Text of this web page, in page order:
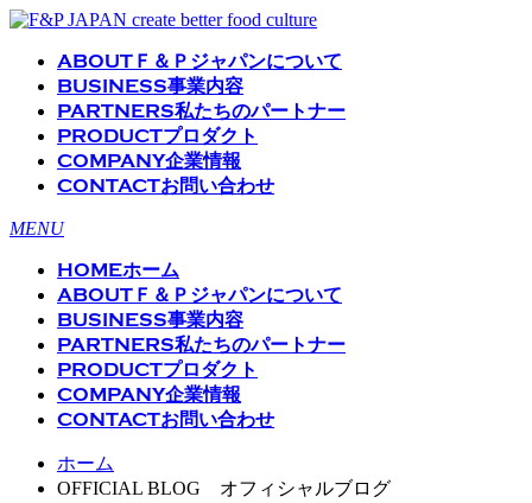
ABOUT Ｆ＆Ｐジャパンについて
BUSINESS事業内容
PARTNERS私たちのパートナー
PRODUCTプロダクト
COMPANY企業情報
CONTACTお問い合わせ
MENU
HOMEホーム
ABOUT Ｆ＆Ｐジャパンについて
BUSINESS事業内容
PARTNERS私たちのパートナー
PRODUCTプロダクト
COMPANY企業情報
CONTACTお問い合わせ
ホーム
OFFICIAL BLOG オフィシャルブログ